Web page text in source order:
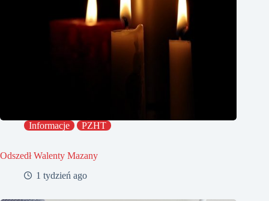
Informacje PZHT
Odszedł Walenty Mazany
1 tydzień ago